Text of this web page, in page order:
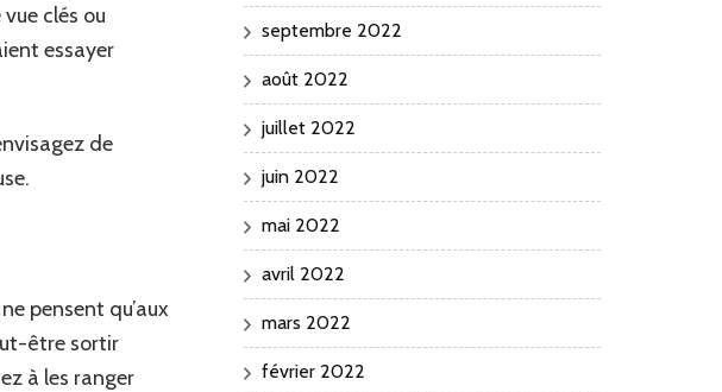
clés ou
essayer
de
pensent qu’aux
être sortir
à les ranger
septembre 2022
août 2022
juillet 2022
juin 2022
mai 2022
avril 2022
mars 2022
février 2022